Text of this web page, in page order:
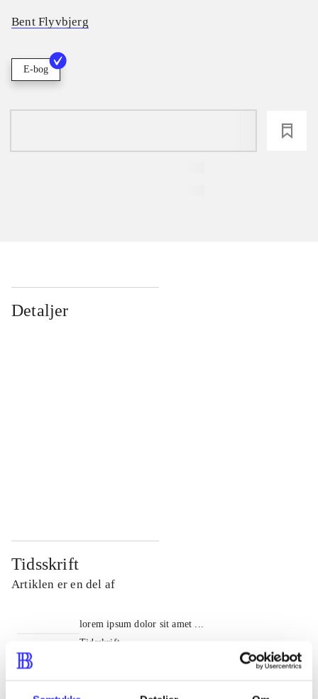
Bent Flyvbjerg
E-bog
Detaljer
Tidsskrift
Artiklen er en del af
lorem ipsum dolor sit amet ...
Tidsskrift
Artiklerne i